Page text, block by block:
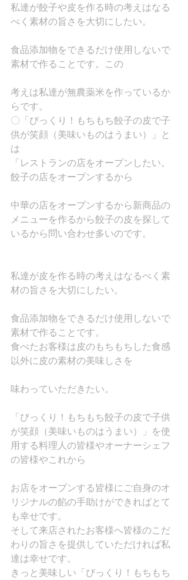
私達が餃子や皮を作る時の考えはなる
べく素材の旨さを大切にしたい。
食品添加物をできるだけ使用しないで
素材で作ることです。この
考えは私達が無農薬米を作っているか
らです。
〇「びっくり！もちもち餃子の皮で子
供が笑顔（美味いものはうまい）」と
は
「レストランの店をオープンしたい。
餃子の店をオープンするから
中華の店をオープンするから新商品の
メニューを作るから餃子の皮を探して
いるから問い合わせ多いのです。
私達が皮を作る時の考えはなるべく素
材の旨さを大切にしたい。
食品添加物をできるだけ使用しないで
素材で作ることです。
食べたお客様は皮のもちもちした食感
以外に皮の素材の美味しさを
味わっていただきたい。
「びっくり！もちもち餃子の皮で子供
が笑顔（美味いものはうまい）」を使
用する料理人の皆様やオーナーシェフ
の皆様やこれから
お店をオープンする皆様にご自身のオ
リジナルの餡の手助けができればとて
も幸せです。
そして来店されたお客様へ皆様のこだ
わりの旨さを提供していただければ私
達は幸せです。
きっと美味しい「びっくり！もちもち